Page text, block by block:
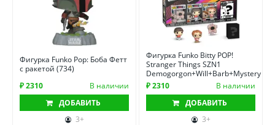
Фигурка Funko Pop: Боба Фетт
с ракетой (734)
₽ 2310
В наличии
ДОБАВИТЬ
3+
Фигурка Funko Bitty POP!
Stranger Things SZN1
Demogorgon+Will+Barb+Mystery
₽ 2310
В наличии
ДОБАВИТЬ
3+